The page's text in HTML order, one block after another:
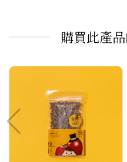
購買此產